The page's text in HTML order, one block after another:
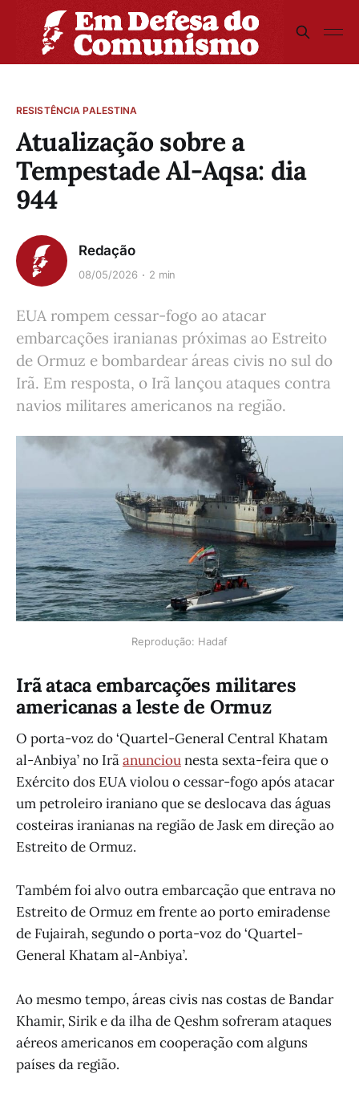
RESISTÊNCIA PALESTINA
Atualização sobre a
Tempestade Al-Aqsa: dia
944
Redação
08/05/2026 2 min
EUA rompem cessar-fogo ao atacar
embarcações iranianas próximas ao Estreito
de Ormuz e bombardear áreas civis no sul do
Irã. Em resposta, o Irã lançou ataques contra
navios militares americanos na região.
Reprodução: Hadaf
Irã ataca embarcações militares
americanas a leste de Ormuz
O porta-voz do ‘Quartel-General Central Khatam
al-Anbiya’ no Irãanunciounesta sexta-feira que o
Exército dos EUA violou o cessar-fogo após atacar
um petroleiro iraniano que se deslocava das águas
costeiras iranianas na região de Jask em direção ao
Estreito de Ormuz.
Também foi alvo outra embarcação que entrava no
Estreito de Ormuz em frente ao porto emiradense
de Fujairah, segundo o porta-voz do ‘Quartel-
General Khatam al-Anbiya’.
Ao mesmo tempo, áreas civis nas costas de Bandar
Khamir, Sirik e da ilha de Qeshm sofreram ataques
aéreos americanos em cooperação com alguns
países da região.